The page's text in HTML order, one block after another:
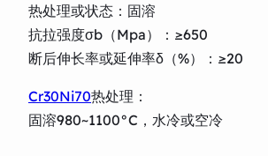
热处理或状态：固溶
抗拉强度σb（Mpa）：≥650
断后伸长率或延伸率δ（%）：≥20
Cr30Ni70热处理：
固溶980~1100°C，水冷或空冷